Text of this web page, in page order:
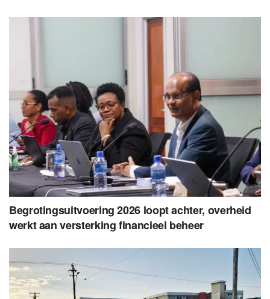
Begrotingsuitvoering 2026 loopt achter, overheid
werkt aan versterking financieel beheer